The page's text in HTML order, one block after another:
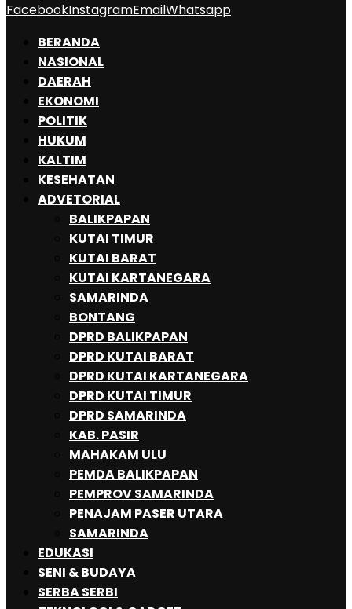
FacebookInstagramEmailWhatsapp
BERANDA
NASIONAL
DAERAH
EKONOMI
POLITIK
HUKUM
KALTIM
KESEHATAN
ADVETORIAL
BALIKPAPAN
KUTAI TIMUR
KUTAI BARAT
KUTAI KARTANEGARA
SAMARINDA
BONTANG
DPRD BALIKPAPAN
DPRD KUTAI BARAT
DPRD KUTAI KARTANEGARA
DPRD KUTAI TIMUR
DPRD SAMARINDA
KAB. PASIR
MAHAKAM ULU
PEMDA BALIKPAPAN
PEMPROV SAMARINDA
PENAJAM PASER UTARA
SAMARINDA
EDUKASI
SENI & BUDAYA
SERBA SERBI